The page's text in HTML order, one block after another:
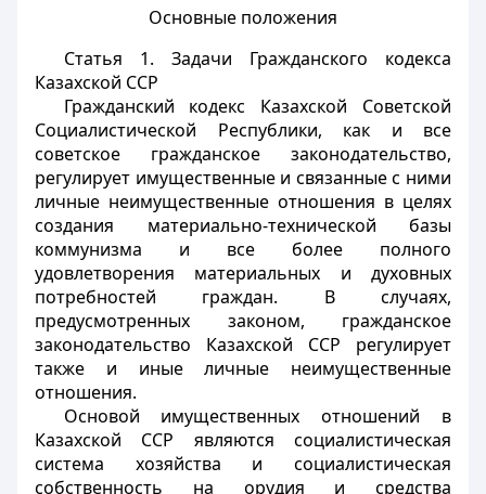
Основные положения
Статья 1. Задачи Гражданского кодекса
Казахской ССР
Гражданский кодекс Казахской Советской
Социалистической Республики, как и все
советское гражданское законодательство,
регулирует имущественные и связанные с ними
личные неимущественные отношения в целях
создания материально-технической базы
коммунизма и все более полного
удовлетворения материальных и духовных
потребностей граждан. В случаях,
предусмотренных законом, гражданское
законодательство Казахской ССР регулирует
также и иные личные неимущественные
отношения.
Основой имущественных отношений в
Казахской ССР являются социалистическая
система хозяйства и социалистическая
собственность на орудия и средства